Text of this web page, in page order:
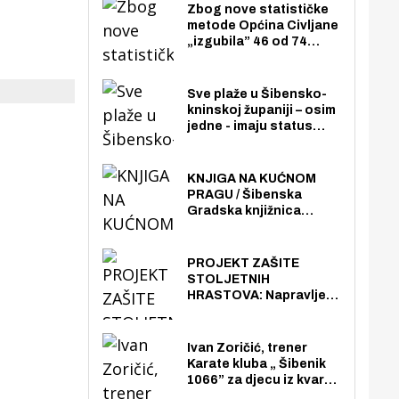
Zbog nove statističke
metode Općina Civljane
„izgubila” 46 od 74
nego radno sposobnih
osoba među svojih 170
stanovnika.
Sve plaže u Šibensko-
kninskoj županiji – osim
jedne - imaju status
općoj upotrebi. Pristup
je slobodan i besplatan
za sve građane i
KNJIGA NA KUĆNOM
PRAGU / Šibenska
Gradska knjižnica
knjiga na kućnu adresu
električnim biciklom.
PROJEKT ZAŠITE
STOLJETNIH
HRASTOVA: Napravljen
Zmajevac
Ivan Zoričić, trener
Karate kluba „ Šibenik
1066” za djecu iz kvarta